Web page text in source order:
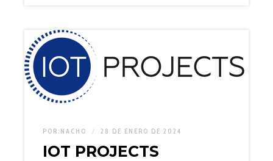
POR: NACHO 28 DE ENERO DE 2024
IOT PROJECTS